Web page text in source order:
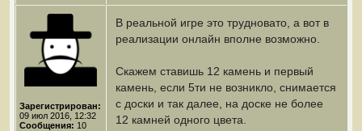
Зарегистрирован:
09 июл 2016, 12:32
Сообщения: 10
В реальной игре это трудновато, а вот в
реализации онлайн вполне возможно.
Скажем ставишь 12 камень и первый
камень, если 5ти не возникло, снимается
с доски и так далее, на доске не более
12 камней одного цвета.